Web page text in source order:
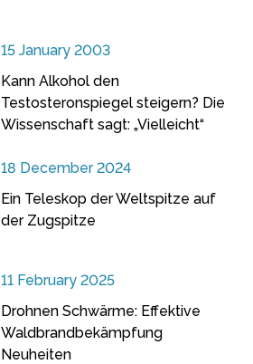
15 January 2003
Kann Alkohol den
Testosteronspiegel steigern? Die
Wissenschaft sagt: „Vielleicht“
18 December 2024
Ein Teleskop der Weltspitze auf
der Zugspitze
11 February 2025
Drohnen Schwärme: Effektive
Waldbrandbekämpfung
Neuheiten